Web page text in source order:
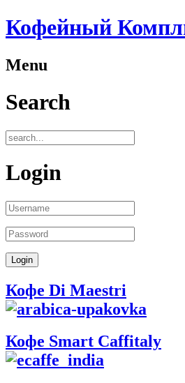
Кофейный
Menu
Search
Login
Кофе Di Maestri
Кофе Smart Caffitaly